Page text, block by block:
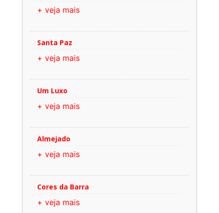
+ veja mais
Santa Paz
+ veja mais
Um Luxo
+ veja mais
Almejado
+ veja mais
Cores da Barra
+ veja mais